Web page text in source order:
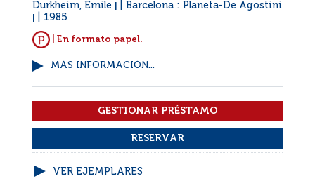
Durkheim, Émile Barcelona : Planeta-De Agostini
1985
| En formato papel.
MÁS INFORMACIÓN...
VER EJEMPLARES